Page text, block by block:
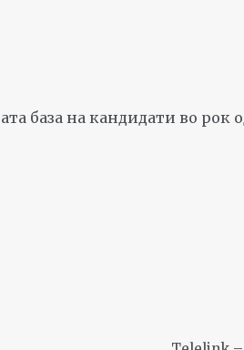
база на кандидати во рок